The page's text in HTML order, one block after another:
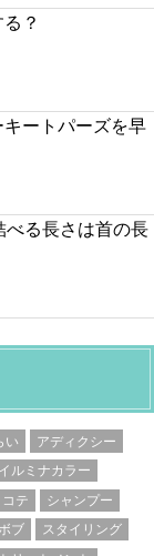
？
ートパーズを早
べる長さは首の長
い
アディクシー
イルミナカラー
コテ
シャンプー
ブ
スタイリング